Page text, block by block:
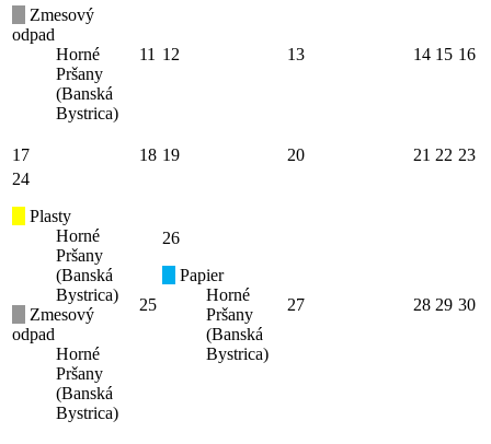
Zmesový
odpad
Horné
Pršany
(Banská
Bystrica)
11 12 13 14 15 16
17 18 19 20 21 22 23
24
Plasty
Horné
Pršany
(Banská
Bystrica)
Zmesový
odpad
Horné
Pršany
(Banská
Bystrica)
25
26
Papier
Horné
Pršany
(Banská
Bystrica)
27 28 29 30